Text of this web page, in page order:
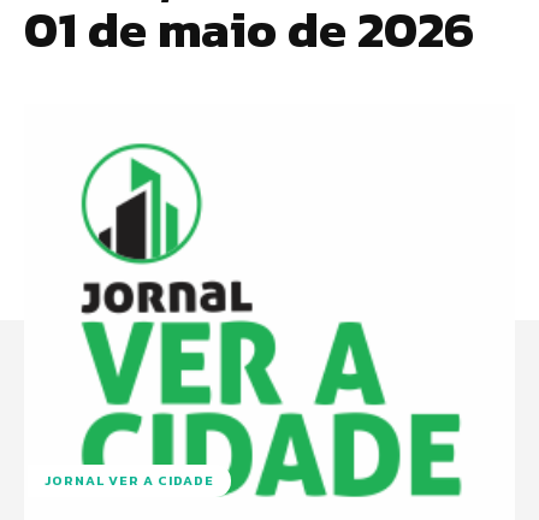
01 de maio de 2026
JORNAL VER A CIDADE